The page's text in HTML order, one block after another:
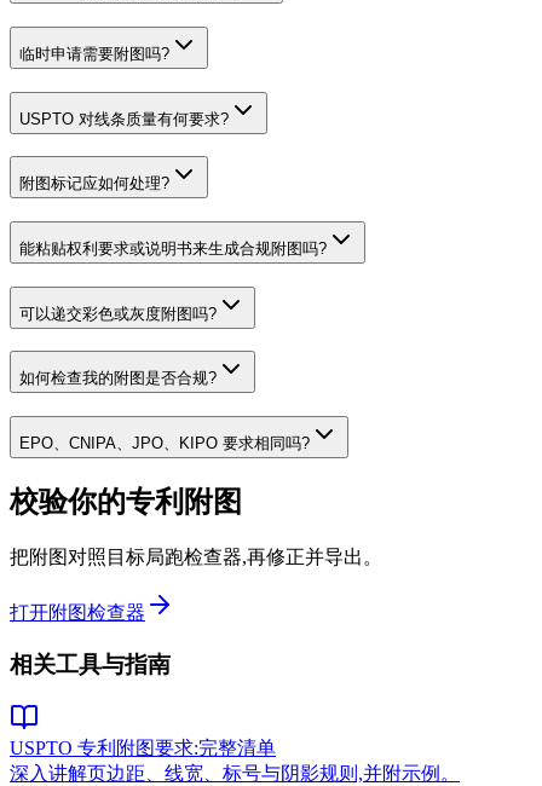
临时申请需要附图吗?
USPTO 对线条质量有何要求?
附图标记应如何处理?
能粘贴权利要求或说明书来生成合规附图吗?
可以递交彩色或灰度附图吗?
如何检查我的附图是否合规?
EPO、CNIPA、JPO、KIPO 要求相同吗?
校验你的专利附图
把附图对照目标局跑检查器,再修正并导出。
打开附图检查器
相关工具与指南
USPTO 专利附图要求:完整清单
深入讲解页边距、线宽、标号与阴影规则,并附示例。